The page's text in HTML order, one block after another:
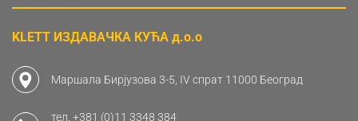
KLETT ИЗДАВАЧКА КУЋА д.о.о
Маршала Бирјузова 3-5, IV спрат 11000 Београд
тел. +381 (0)11 3348 384